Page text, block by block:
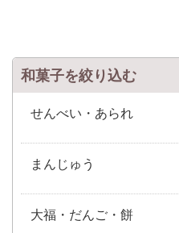
和菓子を絞り込む
せんべい・あられ
まんじゅう
大福・だんご・餅